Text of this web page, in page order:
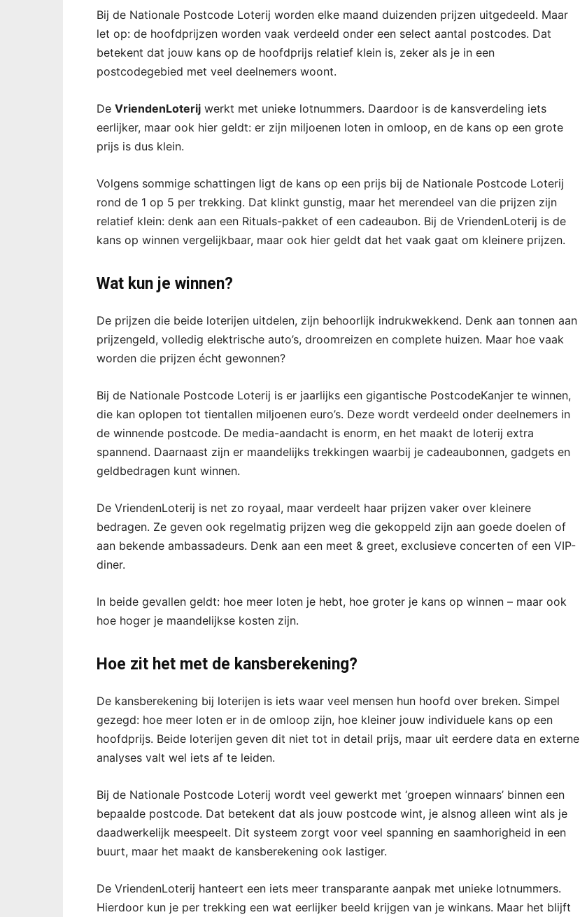
Bij de Nationale Postcode Loterij worden elke maand duizenden prijzen uitgedeeld. Maar
let op: de hoofdprijzen worden vaak verdeeld onder een select aantal postcodes. Dat
betekent dat jouw kans op de hoofdprijs relatief klein is, zeker als je in een
postcodegebied met veel deelnemers woont.
De VriendenLoterij werkt met unieke lotnummers. Daardoor is de kansverdeling iets
eerlijker, maar ook hier geldt: er zijn miljoenen loten in omloop, en de kans op een grote
prijs is dus klein.
Volgens sommige schattingen ligt de kans op een prijs bij de Nationale Postcode Loterij
rond de 1 op 5 per trekking. Dat klinkt gunstig, maar het merendeel van die prijzen zijn
relatief klein: denk aan een Rituals-pakket of een cadeaubon. Bij de VriendenLoterij is de
kans op winnen vergelijkbaar, maar ook hier geldt dat het vaak gaat om kleinere prijzen.
Wat kun je winnen?
De prijzen die beide loterijen uitdelen, zijn behoorlijk indrukwekkend. Denk aan tonnen aan
prijzengeld, volledig elektrische auto’s, droomreizen en complete huizen. Maar hoe vaak
worden die prijzen écht gewonnen?
Bij de Nationale Postcode Loterij is er jaarlijks een gigantische PostcodeKanjer te winnen,
die kan oplopen tot tientallen miljoenen euro’s. Deze wordt verdeeld onder deelnemers in
de winnende postcode. De media-aandacht is enorm, en het maakt de loterij extra
spannend. Daarnaast zijn er maandelijks trekkingen waarbij je cadeaubonnen, gadgets en
geldbedragen kunt winnen.
De VriendenLoterij is net zo royaal, maar verdeelt haar prijzen vaker over kleinere
bedragen. Ze geven ook regelmatig prijzen weg die gekoppeld zijn aan goede doelen of
aan bekende ambassadeurs. Denk aan een meet & greet, exclusieve concerten of een VIP-
diner.
In beide gevallen geldt: hoe meer loten je hebt, hoe groter je kans op winnen – maar ook
hoe hoger je maandelijkse kosten zijn.
Hoe zit het met de kansberekening?
De kansberekening bij loterijen is iets waar veel mensen hun hoofd over breken. Simpel
gezegd: hoe meer loten er in de omloop zijn, hoe kleiner jouw individuele kans op een
hoofdprijs. Beide loterijen geven dit niet tot in detail prijs, maar uit eerdere data en externe
analyses valt wel iets af te leiden.
Bij de Nationale Postcode Loterij wordt veel gewerkt met ‘groepen winnaars’ binnen een
bepaalde postcode. Dat betekent dat als jouw postcode wint, je alsnog alleen wint als je
daadwerkelijk meespeelt. Dit systeem zorgt voor veel spanning en saamhorigheid in een
buurt, maar het maakt de kansberekening ook lastiger.
De VriendenLoterij hanteert een iets meer transparante aanpak met unieke lotnummers.
Hierdoor kun je per trekking een wat eerlijker beeld krijgen van je winkans. Maar het blijft